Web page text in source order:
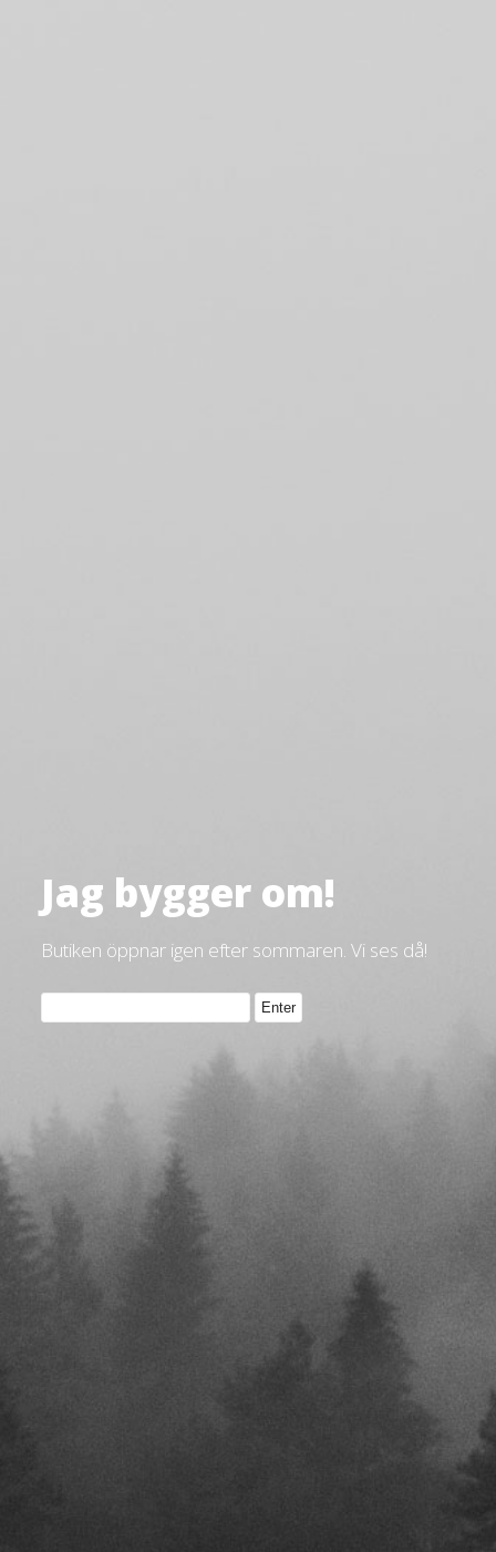
Jag bygger om!
Butiken öppnar igen efter sommaren. Vi ses då!